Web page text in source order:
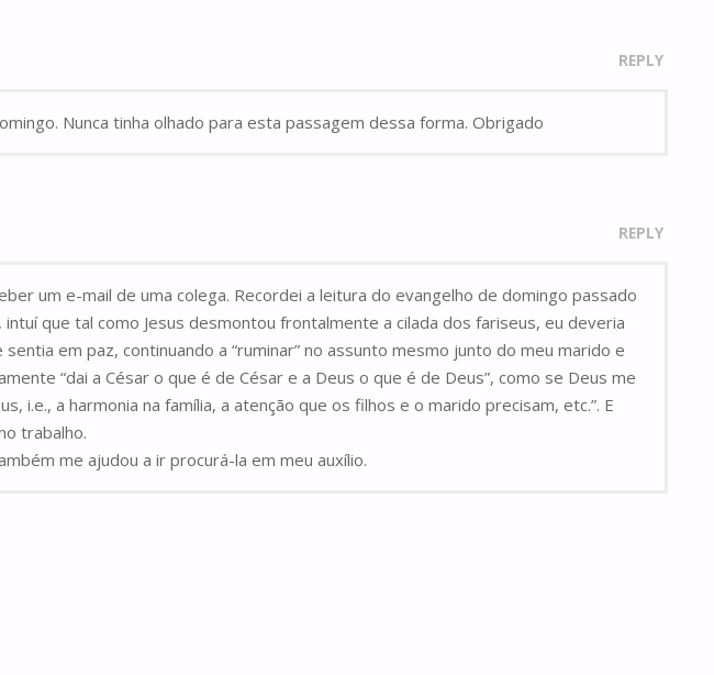
REPLY
Nunca tinha olhado para esta passagem dessa forma. Obrigado
REPLY
um e-mail de uma colega. Recordei a leitura do evangelho de domingo passado
que tal como Jesus desmontou frontalmente a cilada dos fariseus, eu deveria
em paz, continuando a “ruminar” no assunto mesmo junto do meu marido e
“dai a César o que é de César e a Deus o que é de Deus”, como se Deus me
i.e., a harmonia na família, a atenção que os filhos e o marido precisam, etc.”. E
trabalho.
me ajudou a ir procurá-la em meu auxílio.